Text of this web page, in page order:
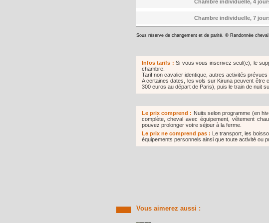
Chambre individuelle, 4
Chambre individuelle, 7
Sous réserve de changement et de parité. © Randonnée
Infos tarifs :Si vous vous inscrivez seul(e), le
chambre.
Tarif non cavalier identique, autres activités
A certaines dates, les vols sur Kiruna peuvent être
300 euros au départ de Paris), puis le train de nuit
Le prix comprend : Nuits selon programme (en
complète, cheval avec équipement, vêtement
pouvez prolonger votre séjour à la ferme.
Le prix ne comprend pas : Le transport, les
équipements personnels ainsi que toute activité ou
Vous aimerez aussi :